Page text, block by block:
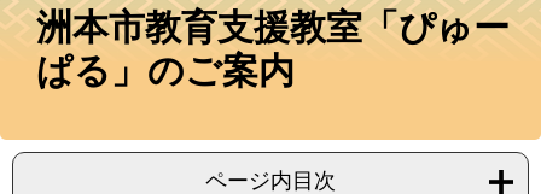
文
洲本市教育支援教室「ぴゅー
ぱる」のご案内
ページ内目次